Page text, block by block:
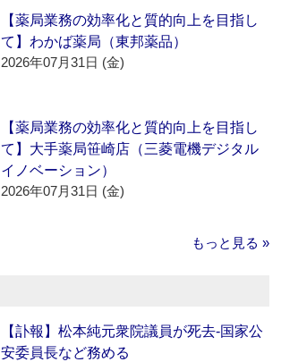
【薬局業務の効率化と質的向上を目指し
て】わかば薬局（東邦薬品）
2026年07月31日 (金)
【薬局業務の効率化と質的向上を目指し
て】大手薬局笹崎店（三菱電機デジタル
イノベーション）
2026年07月31日 (金)
もっと見る »
【訃報】松本純元衆院議員が死去‐国家公
安委員長など務める